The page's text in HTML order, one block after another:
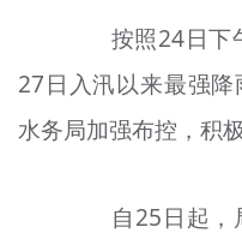
未成年人思想道德建
榜样人物
按照24日下
27日入汛以来最强
水务局加强布控，积
自25日起，